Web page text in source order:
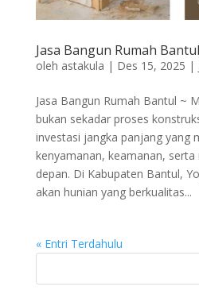
Jasa Bangun Rumah Bantul
oleh astakula | Des 15, 2025 |
Jasa Bangun Rumah Bantul ~
bukan sekadar proses
investasi jangka panjang yang
kenyamanan, keamanan,
depan. Di Kabupaten Bantul,
akan hunian yang berkualitas...
« Entri Terdahulu